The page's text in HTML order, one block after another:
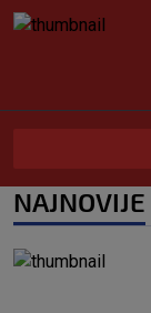
NAJNOVIJE